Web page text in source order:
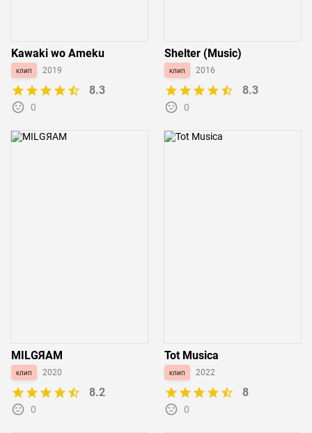
Kawaki wo Ameku
клип 2019
8.3
0
Shelter (Music)
клип 2016
8.3
0
MILGЯAM
клип 2020
8.2
0
Tot Musica
клип 2022
8
0